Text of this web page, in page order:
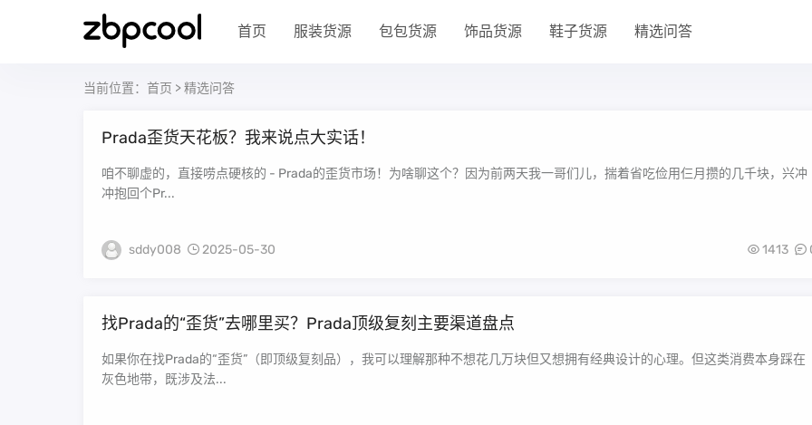
首页 服装货源 包包货源 饰品货源 鞋子货源 精选问答
当前位置： 首页 >精选问答
Prada歪货天花板？我来说点大实话！
咱不聊虚的，直接唠点硬核的 - Prada的歪货市场！为啥聊这个？因为前两天我一哥们儿，揣着省吃俭用仨月攒的几千块，兴冲
冲抱回个Pr...
sddy008 2025-05-30 1413
找Prada的“歪货”去哪里买？Prada顶级复刻主要渠道盘点
如果你在找Prada的“歪货”（即顶级复刻品），我可以理解那种不想花几万块但又想拥有经典设计的心理。但这类消费本身踩在
灰色地带，既涉及法...